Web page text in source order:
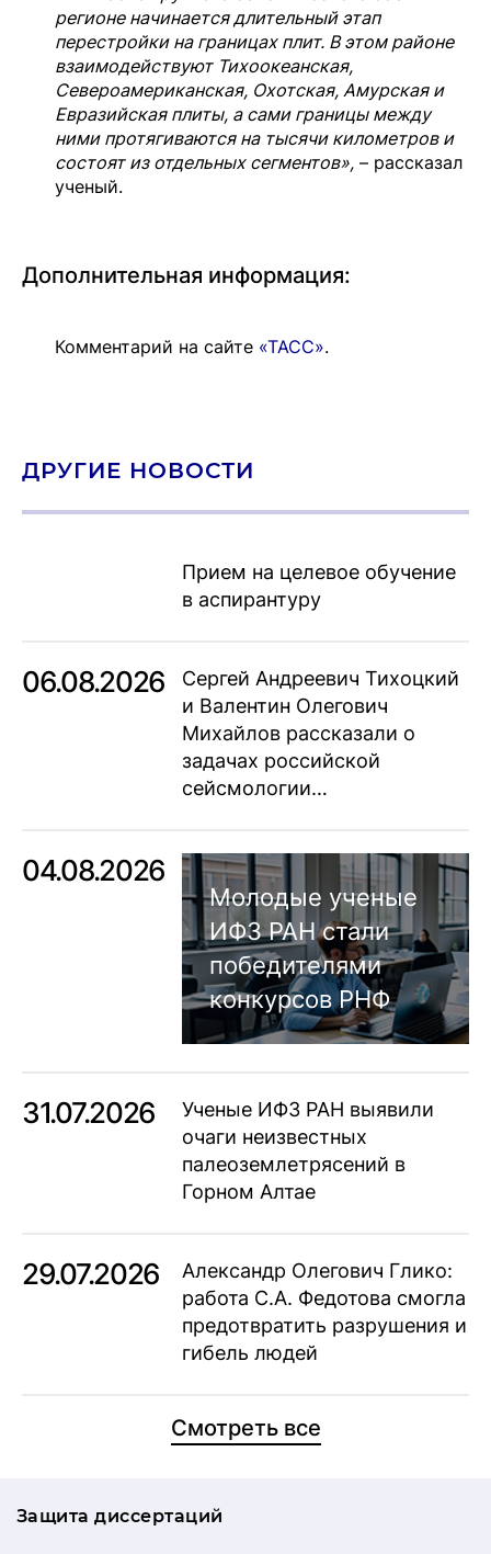
регионе начинается длительный этап
перестройки на границах плит. В этом районе
взаимодействуют Тихоокеанская,
Североамериканская, Охотская, Амурская и
Евразийская плиты, а сами границы между
ними протягиваются на тысячи километров и
состоят из отдельных сегментов», – рассказал
ученый.
Дополнительная информация:
Комментарий на сайте «ТАСС».
ДРУГИЕ НОВОСТИ
Прием на целевое обучение
в аспирантуру
06.08.2026
Сергей Андреевич Тихоцкий
и Валентин Олегович
Михайлов рассказали о
задачах российской
сейсмологии…
04.08.2026
Молодые ученые
ИФЗ РАН стали
победителями
конкурсов РНФ
31.07.2026
Ученые ИФЗ РАН выявили
очаги неизвестных
палеоземлетрясений в
Горном Алтае
29.07.2026
Александр Олегович Глико:
работа С.А. Федотова смогла
предотвратить разрушения и
гибель людей
Смотреть все
Защита диссертаций